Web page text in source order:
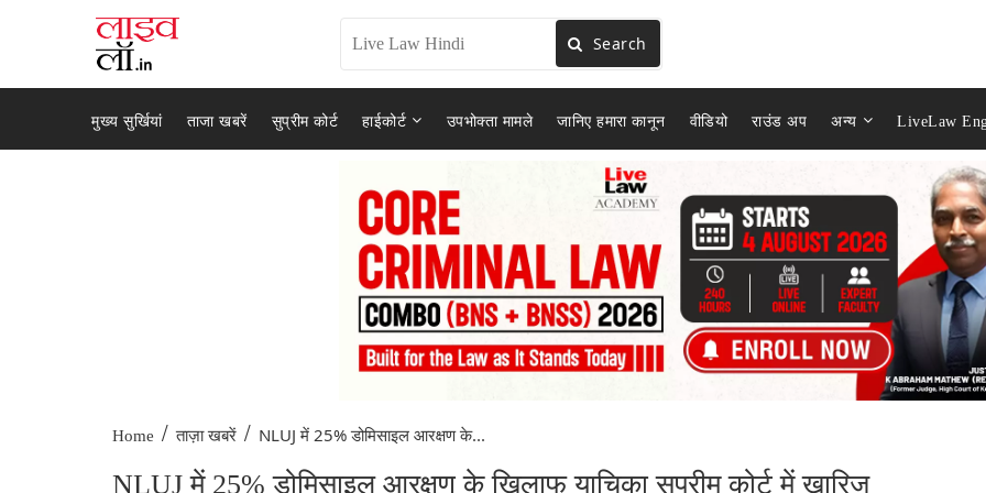
Search
मुख्य सुर्खियां ताजा खबरें सुप्रीम कोर्ट हाईकोर्ट उपभोक्ता मामले जानिए हमारा कानून वीडियो राउंड अप अन्य LiveLaw
Home / ताज़ा खबरें / NLUJ में 25% डोमिसाइल आरक्षण के...
NLUJ में 25% डोमिसाइल आरक्षण के खिलाफ याचिका सुप्रीम कोर्ट में खारिज